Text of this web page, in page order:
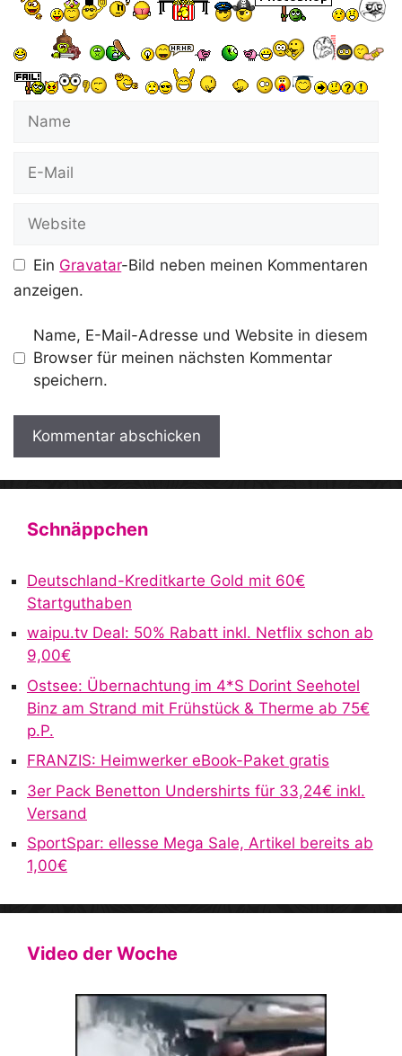
Mail
Ein Gravatar-Bild neben meinen Kommentaren
anzeigen.
Name, E-Mail-Adresse und Website in diesem
Browser für meinen nächsten Kommentar
speichern.
A
n
t
Schnäppchen
Deutschland-Kreditkarte Gold mit 60€
Startguthaben
waipu.tv Deal: 50% Rabatt inkl. Netflix schon ab
9,00€
Ostsee: Übernachtung im 4*S Dorint Seehotel
Binz am Strand mit Frühstück & Therme ab 75€
p.P.
FRANZIS: Heimwerker eBook-Paket gratis
3er Pack Benetton Undershirts für 33,24€ inkl.
Versand
SportSpar: ellesse Mega Sale, Artikel bereits ab
1,00€
Video der Woche